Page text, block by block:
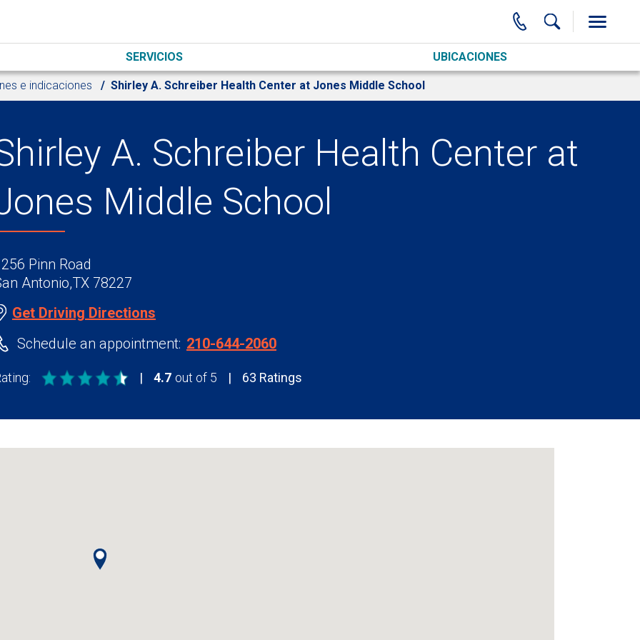
SERVICIOS UBICACIONES
e indicaciones Shirley A. Schreiber Health Center at Jones Middle School
A. Schreiber Health Center at
Middle School
Pinn Road
Antonio,TX 78227
Get Driving Directions
Schedule an appointment: 210-644-2060
4.7 out of 5 stars63 Ratings